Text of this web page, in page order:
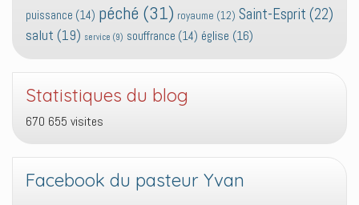
puissance (14) péché (31) royaume (12) Saint-Esprit (22)
salut (19) service (9) souffrance (14) église (16)
Statistiques du blog
670 655 visites
Facebook du pasteur Yvan